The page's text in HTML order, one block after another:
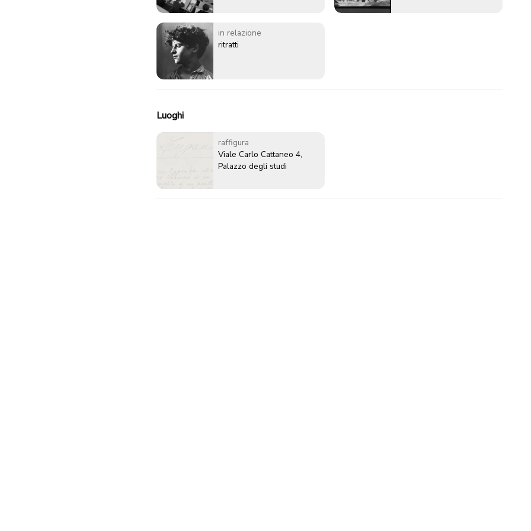
in relazione
ritratti
Luoghi
raffigura
Viale Carlo Cattaneo 4,
Palazzo degli studi